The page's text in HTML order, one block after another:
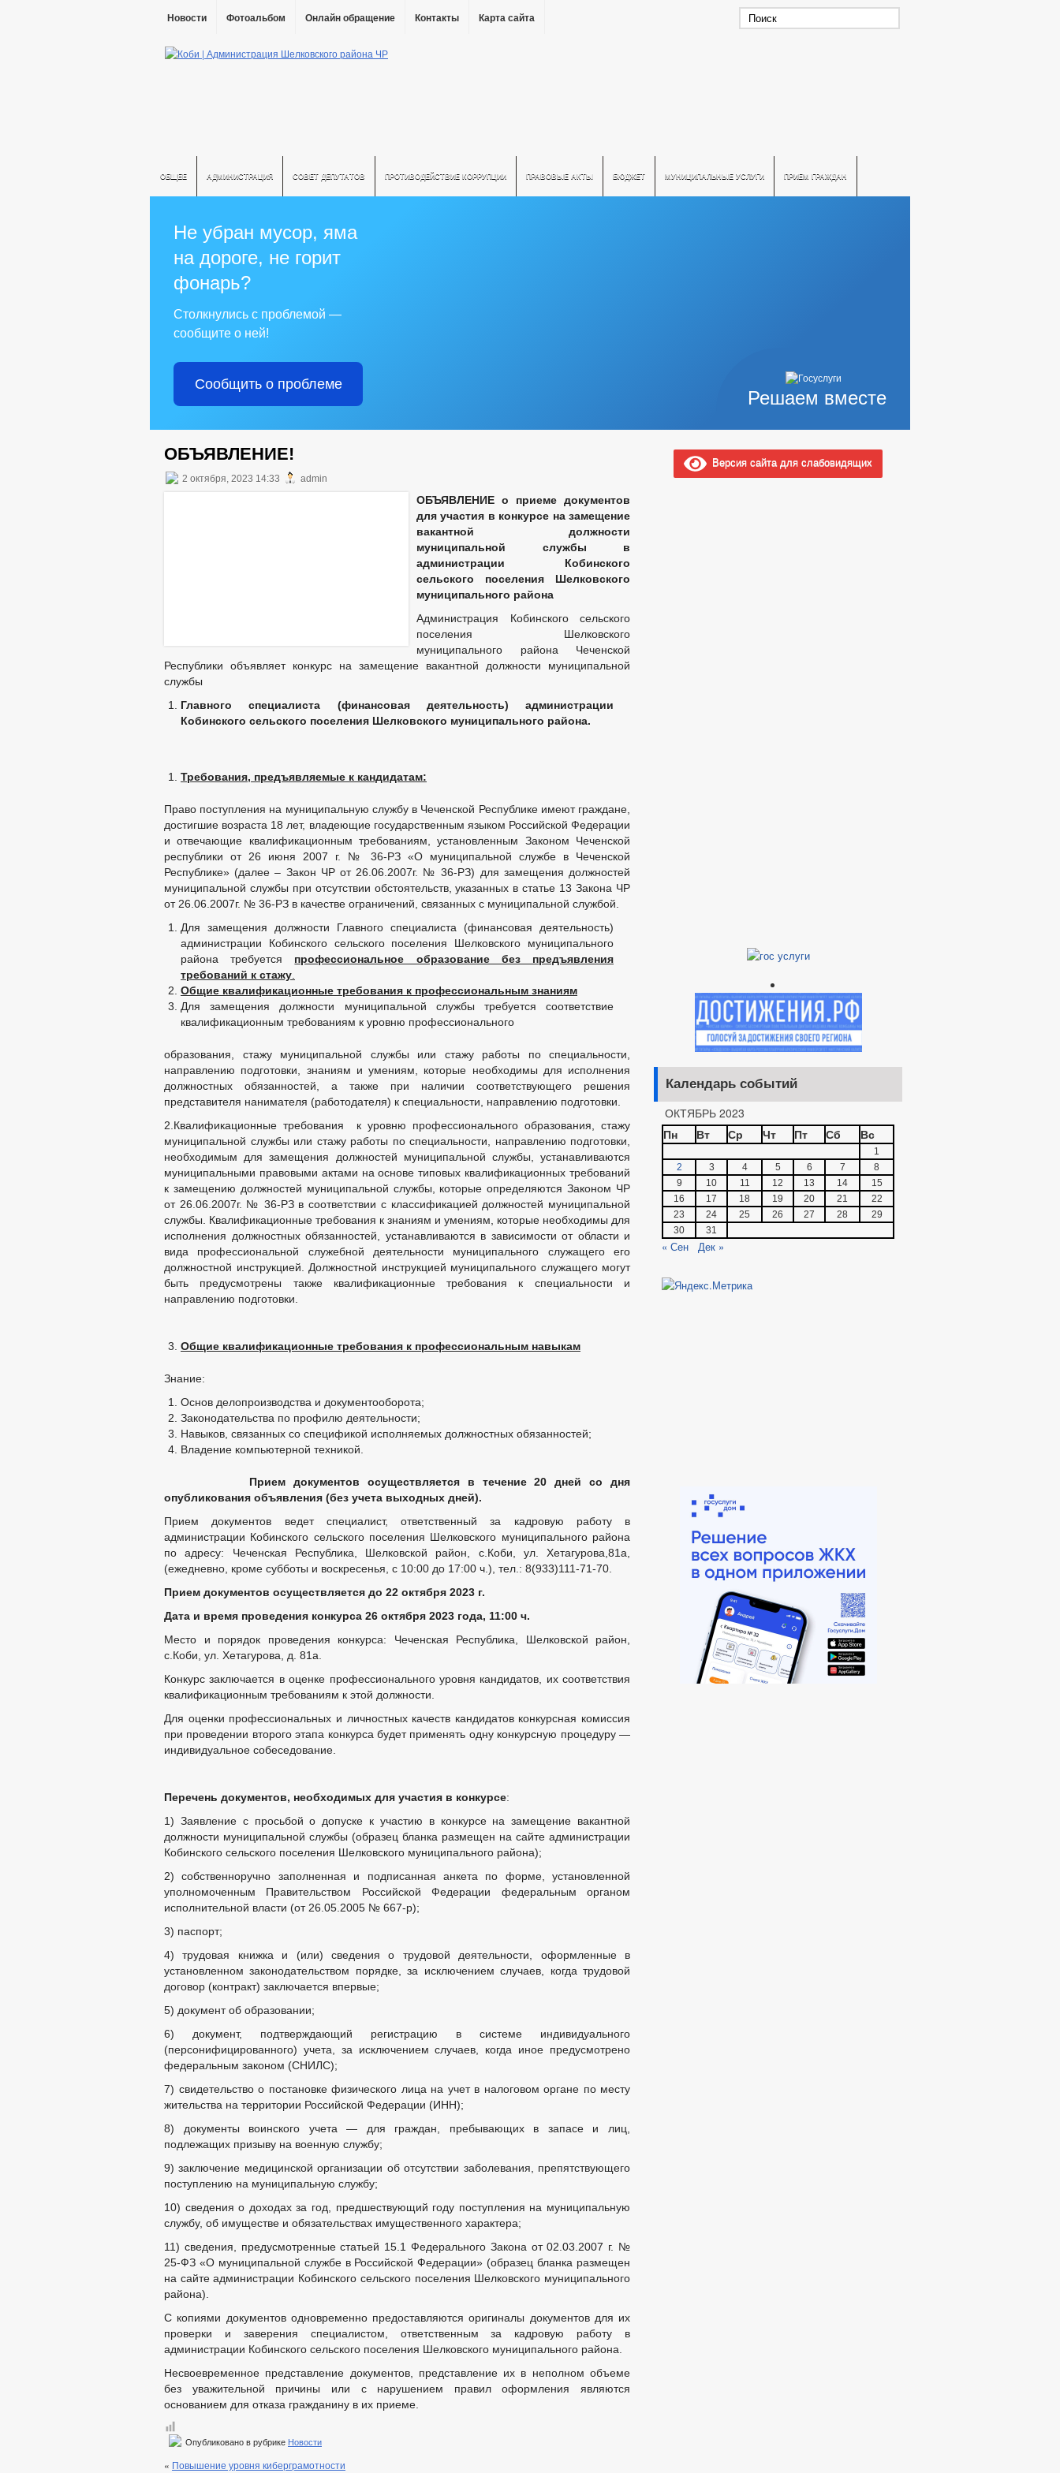
Новости Фотоальбом Онлайн обращение Контакты Карта сайта
ОБЩЕЕ АДМИНИСТРАЦИЯ СОВЕТ ДЕПУТАТОВ ПРОТИВОДЕЙСТВИЕ КОРРУПЦИИ ПРАВОВЫЕ АКТЫ БЮДЖЕТ МУНИЦИПАЛЬНЫЕ УСЛУГИ ПРИЕМ ГРАЖДАН
Решаем вместе
Не убран мусор, яма
на дороге, не горит
фонарь?
Столкнулись с проблемой —
сообщите о ней!
Сообщить о проблеме
ОБЪЯВЛЕНИЕ!
2 октября, 2023 14:33 admin
ОБЪЯВЛЕНИЕ о приеме документов
для участия в конкурсе на замещение
вакантной должности
муниципальной службы в
администрации Кобинского
сельского поселения Шелковского
муниципального района
Администрация Кобинского сельского
поселения Шелковского
муниципального района Чеченской
Республики объявляет конкурс на замещение вакантной должности муниципальной
службы
Главного специалиста (финансовая деятельность) администрации
Кобинского сельского поселения Шелковского муниципального района.
Требования, предъявляемые к кандидатам:
Право поступления на муниципальную службу в Чеченской Республике имеют граждане,
достигшие возраста 18 лет, владеющие государственным языком Российской Федерации
и отвечающие квалификационным требованиям, установленным Законом Чеченской
республики от 26 июня 2007 г. № 36-РЗ «О муниципальной службе в Чеченской
Республике» (далее – Закон ЧР от 26.06.2007г. № 36-РЗ) для замещения должностей
муниципальной службы при отсутствии обстоятельств, указанных в статье 13 Закона ЧР
от 26.06.2007г. № 36-РЗ в качестве ограничений, связанных с муниципальной службой.
Для замещения должности Главного специалиста (финансовая деятельность)
администрации Кобинского сельского поселения Шелковского муниципального
района требуется профессиональное образование без предъявления
требований к стажу
Общие квалификационные требования к профессиональным знаниям
Для замещения должности муниципальной службы требуется соответствие
квалификационным требованиям к уровню профессионального
образования, стажу муниципальной службы или стажу работы по специальности,
направлению подготовки, знаниям и умениям, которые необходимы для исполнения
должностных обязанностей, а также при наличии соответствующего решения
представителя нанимателя (работодателя) к специальности, направлению подготовки.
2.Квалификационные требования к уровню профессионального образования, стажу
муниципальной службы или стажу работы по специальности, направлению подготовки,
необходимым для замещения должностей муниципальной службы, устанавливаются
муниципальными правовыми актами на основе типовых квалификационных требований
к замещению должностей муниципальной службы, которые определяются Законом ЧР
от 26.06.2007г. № 36-РЗ в соответствии с классификацией должностей муниципальной
службы. Квалификационные требования к знаниям и умениям, которые необходимы для
исполнения должностных обязанностей, устанавливаются в зависимости от области и
вида профессиональной служебной деятельности муниципального служащего его
должностной инструкцией. Должностной инструкцией муниципального служащего могут
быть предусмотрены также квалификационные требования к специальности и
направлению подготовки.
Общие квалификационные требования к профессиональным навыкам
Знание:
Основ делопроизводства и документооборота;
Законодательства по профилю деятельности;
Навыков, связанных со спецификой исполняемых должностных обязанностей;
Владение компьютерной техникой.
Прием документов осуществляется в течение 20 дней со дня
опубликования объявления (без учета выходных дней).
Прием документов ведет специалист, ответственный за кадровую работу в
администрации Кобинского сельского поселения Шелковского муниципального района
по адресу: Чеченская Республика, Шелковской район, с.Коби, ул. Хетагурова,81а,
(ежедневно, кроме субботы и воскресенья, с 10:00 до 17:00 ч.), тел.: 8(933)111-71-70.
Прием документов осуществляется до 22 октября 2023 г.
Дата и время проведения конкурса 26 октября 2023 года, 11:00 ч.
Место и порядок проведения конкурса: Чеченская Республика, Шелковской район,
с.Коби, ул. Хетагурова, д. 81а.
Конкурс заключается в оценке профессионального уровня кандидатов, их соответствия
квалификационным требованиям к этой должности.
Для оценки профессиональных и личностных качеств кандидатов конкурсная комиссия
при проведении второго этапа конкурса будет применять одну конкурсную процедуру —
индивидуальное собеседование.
Перечень документов, необходимых для участия в конкурсе:
1) Заявление с просьбой о допуске к участию в конкурсе на замещение вакантной
должности муниципальной службы (образец бланка размещен на сайте администрации
Кобинского сельского поселения Шелковского муниципального района);
2) собственноручно заполненная и подписанная анкета по форме, установленной
уполномоченным Правительством Российской Федерации федеральным органом
исполнительной власти (от 26.05.2005 № 667-р);
3) паспорт;
4) трудовая книжка и (или) сведения о трудовой деятельности, оформленные в
установленном законодательством порядке, за исключением случаев, когда трудовой
договор (контракт) заключается впервые;
5) документ об образовании;
6) документ, подтверждающий регистрацию в системе индивидуального
(персонифицированного) учета, за исключением случаев, когда иное предусмотрено
федеральным законом (СНИЛС);
7) свидетельство о постановке физического лица на учет в налоговом органе по месту
жительства на территории Российской Федерации (ИНН);
8) документы воинского учета — для граждан, пребывающих в запасе и лиц,
подлежащих призыву на военную службу;
9) заключение медицинской организации об отсутствии заболевания, препятствующего
поступлению на муниципальную службу;
10) сведения о доходах за год, предшествующий году поступления на муниципальную
службу, об имуществе и обязательствах имущественного характера;
11) сведения, предусмотренные статьей 15.1 Федерального Закона от 02.03.2007 г. №
25-ФЗ «О муниципальной службе в Российской Федерации» (образец бланка размещен
на сайте администрации Кобинского сельского поселения Шелковского муниципального
района).
С копиями документов одновременно предоставляются оригиналы документов для их
проверки и заверения специалистом, ответственным за кадровую работу в
администрации Кобинского сельского поселения Шелковского муниципального района.
Несвоевременное представление документов, представление их в неполном объеме
без уважительной причины или с нарушением правил оформления являются
основанием для отказа гражданину в их приеме.
Опубликовано в рубрике Новости
« Повышение уровня киберграмотности
Версия сайта для слабовидящих
Календарь событий
ОКТЯБРЬ 2023
Пн
Вт Ср Чт Пт Сб Вс
1
2
3 4 5 6 7
8
9
10 11 12 13 14
15
16
17 18 19 20 21
22
23
24 25 26 27 28
29
30
31
« Сен Дек »